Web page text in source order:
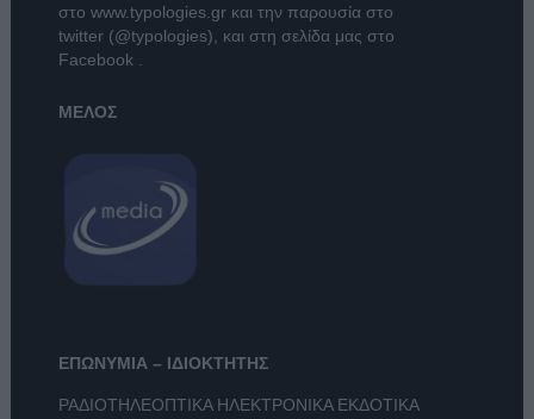
στο www.typologies.grκαι την παρουσία στο
twitter (@typologies) , και στη σελίδα μας στο
Facebook
ΜΕΛΟΣ
ΕΠΩΝΥΜΙΑ – ΙΔΙΟΚΤΗΤΗΣ
ΡΑΔΙΟΤΗΛΕΟΠΤΙΚΑ ΗΛΕΚΤΡΟΝΙΚΑ ΕΚΔΟΤΙΚΑ